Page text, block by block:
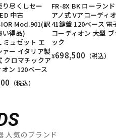
り尽くしセー
中古
Mod.901(訳
い得品)
ミュゼット エ
ァー イタリア製
クロマチックア
オン 120ベース
（税込）
FR-8X BK ローラン
アノ式 Vアコーディ
41鍵盤 120ベース 電
コーディオン 大型
ック
¥698,500 （税込）
人気のブランド